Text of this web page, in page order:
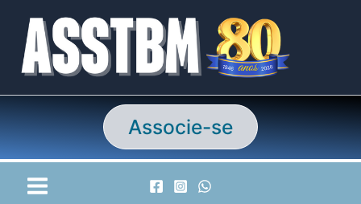
conteúdo
Associe-se